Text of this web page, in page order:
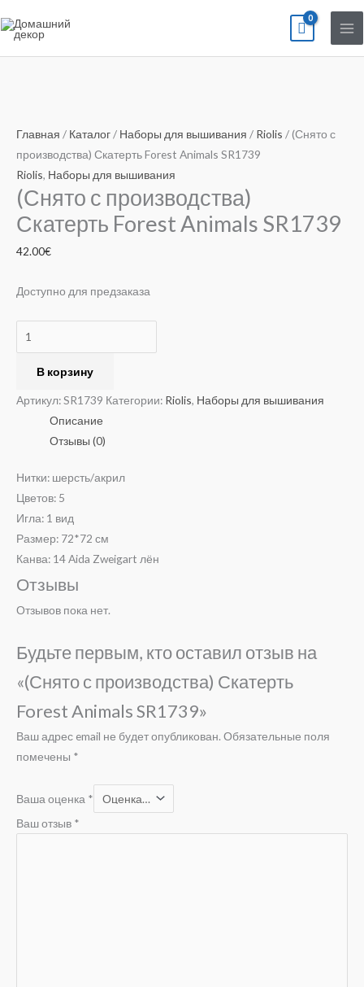
к
Главная / Каталог/ Наборы для вышивания / Riolis / (Снято с
производства) Скатерть Forest Animals SR1739
Riolis, Наборы для вышивания
(Снято с производства)
Скатерть Forest Animals SR1739
42.00€
Доступно для предзаказа
товара
(Снято
с
производства)
Скатерть
Forest
Animals
В корзину
Артикул:SR1739 Категории: Riolis, Наборы для вышивания
Описание
Отзывы (0)
Нитки: шерсть/акрил
Цветов: 5
Игла: 1 вид
Размер: 72*72 см
Канва: 14 Aida Zweigart лён
Отзывы
Отзывов пока нет.
Будьте первым, кто оставил отзыв на
«(Снято с производства) Скатерть
Forest Animals SR1739»
Ваш адрес email не будет опубликован. Обязательные поля
помечены *
Ваша оценка *
Ваш отзыв *